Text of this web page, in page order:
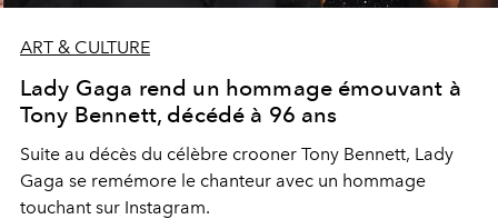
ART & CULTURE
Lady Gaga rend un hommage émouvant à
Tony Bennett, décédé à 96 ans
Suite au décès du célèbre crooner Tony Bennett, Lady
Gaga se remémore le chanteur avec un hommage
touchant sur Instagram.